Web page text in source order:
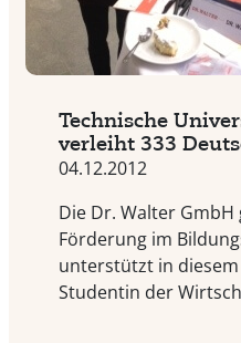
Technische
verleiht 333
04.12.2012
Die Dr. Walter
Förderung im
unterstützt in
Studentin der